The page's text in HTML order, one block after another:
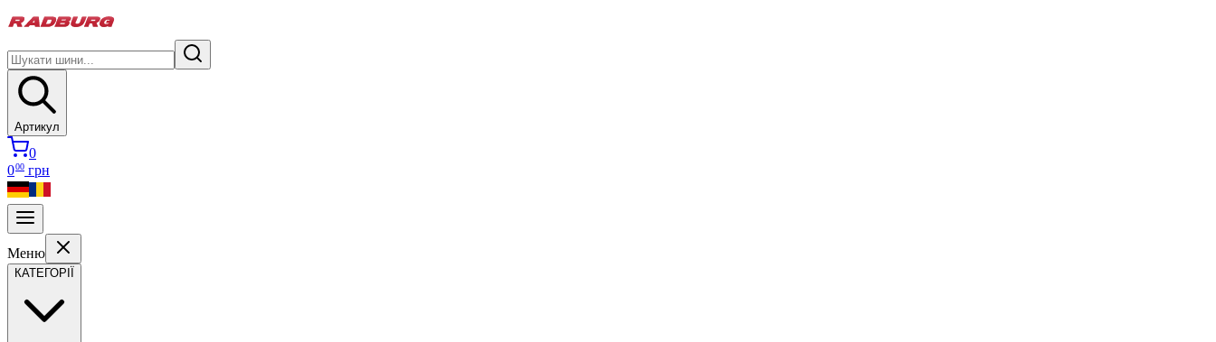
Артикул
0
000 грн
Меню
КАТЕГОРІЇ